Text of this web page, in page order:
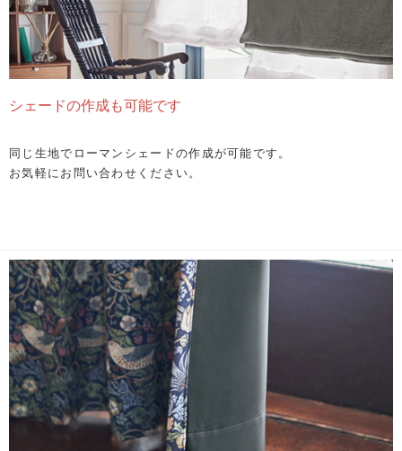
シェードの作成も可能です
同じ生地でローマンシェードの作成が可能です。
お気軽にお問い合わせください。